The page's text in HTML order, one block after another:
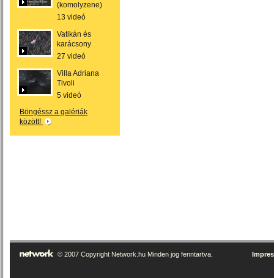
(komolyzene)
13 videó
Vatikán és
karácsony
27 videó
Villa Adriana
Tivoli
5 videó
Böngéssz a galériák
között!
© 2007 Copyright Network.hu Minden jog fenntartva.